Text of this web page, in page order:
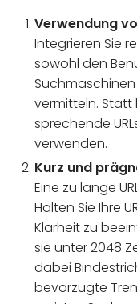
Verwendung
Integrieren Sie
sowohl den
vermitteln. Statt
sprechende
verwenden.
Kurz und
Eine zu lange
Halten Sie Ihre
Klarheit zu
sie unter 2048
dabei
bevorzugte